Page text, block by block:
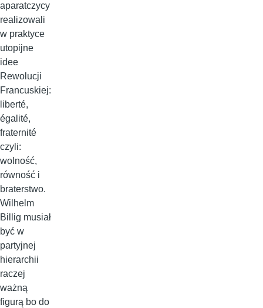
aparatczycy
realizowali
w praktyce
utopijne
idee
Rewolucji
Francuskiej:
liberté,
égalité,
fraternité
czyli:
wolność,
równość i
braterstwo.
Wilhelm
Billig musiał
być w
partyjnej
hierarchii
raczej
ważną
figurą bo do